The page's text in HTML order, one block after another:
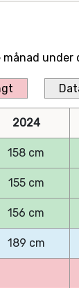
under
2024
158 cm
155 cm
156 cm
189 cm